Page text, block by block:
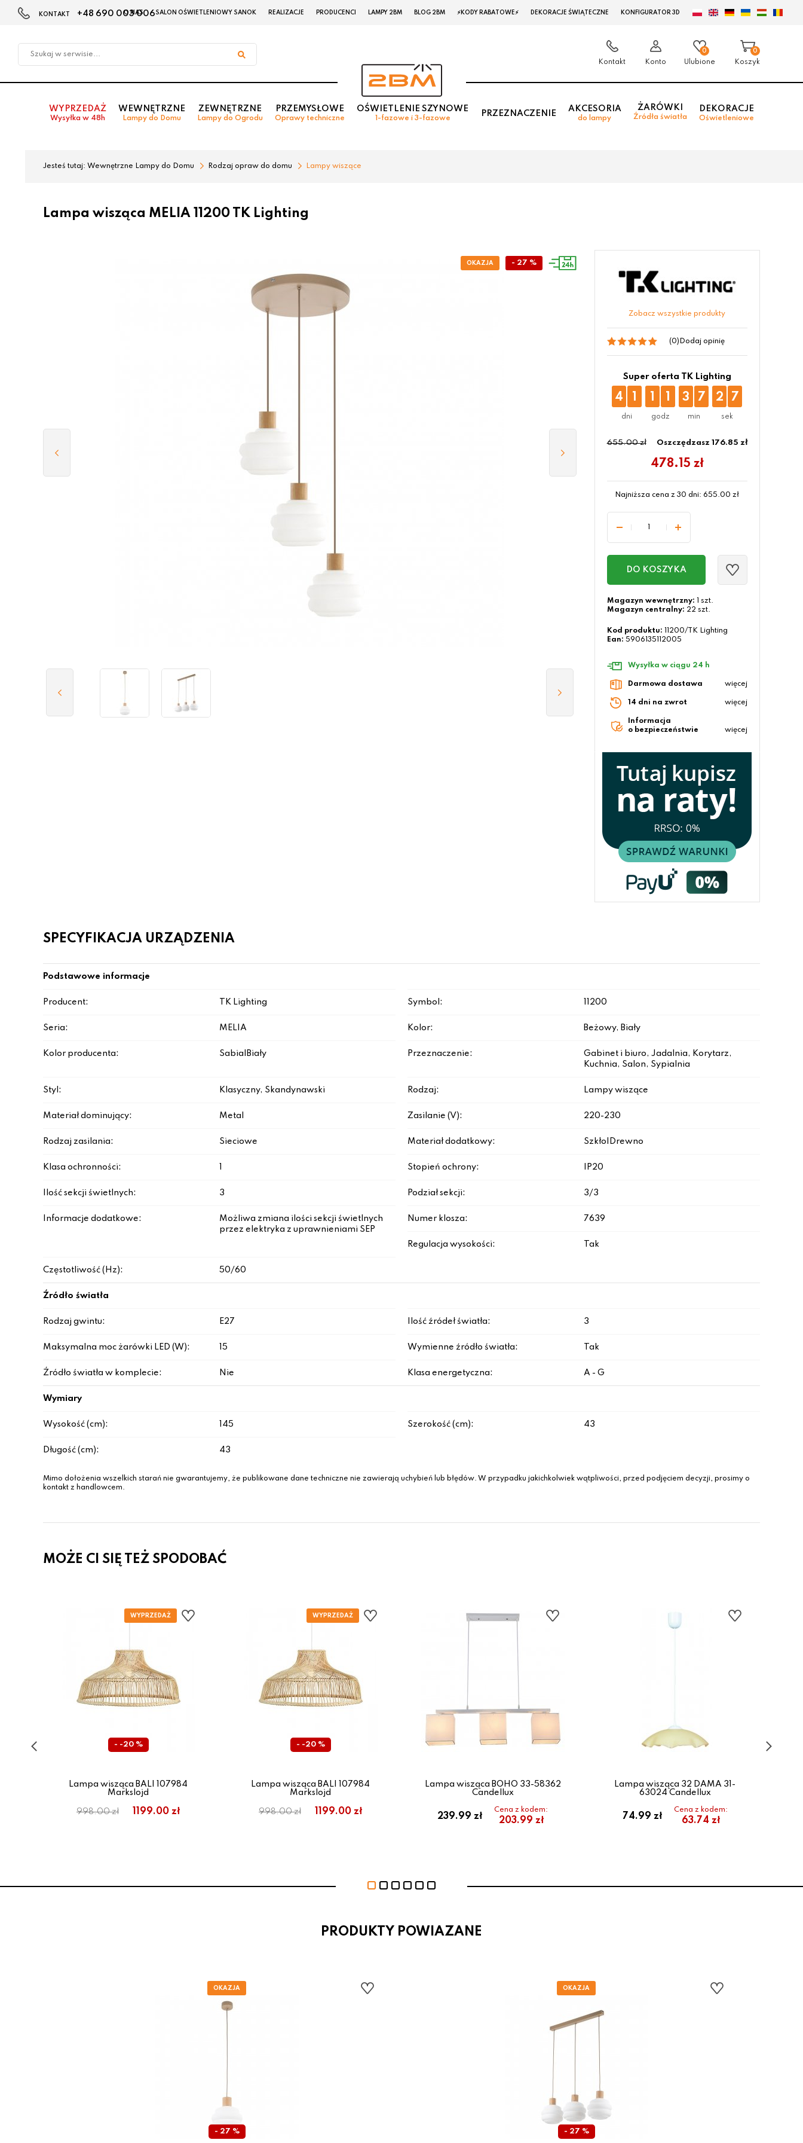
w
KONTAKT +48 690 003 006
O NAS SALON OŚWIETLENIOWY SANOK REALIZACJE PRODUCENCI LAMPY 2BM BLOG 2BM ⚡KODY RABATOWE⚡ DEKORACJE ŚWIĄTECZNE KONFIGURATOR 3D
Kontakt Konto
0
Ulubione
0
Koszyk
WYPRZEDAŻ
Wysyłka w 48h
WEWNĘTRZNE
Lampy do Domu
ZEWNĘTRZNE
Lampy do Ogrodu
PRZEMYSŁOWE
Oprawy techniczne
OŚWIETLENIE SZYNOWE
1-fazowe i 3-fazowe
PRZEZNACZENIE
AKCESORIA
do lampy
ŻARÓWKI
Źródła światła
DEKORACJE
Oświetleniowe
Jesteś tutaj: Wewnętrzne Lampy do Domu Rodzaj opraw do domu Lampy wiszące
Lampa wisząca MELIA 11200 TK Lighting
- 27 %
Zobacz wszystkie produkty
(0) Dodaj opinię
Super oferta TK Lighting
4 1 1 1 3 7 2 7
655.00 zł Oszczędzasz 176.85 zł
478.15 zł
Najniższa cena z 30 dni: 655.00 zł
DO KOSZYKA
Magazyn wewnętrzny: 1 szt.
Magazyn centralny: 22 szt.
Kod produktu:
11200/TK Lighting
Ean: 5906135112005
Wysyłka w ciągu 24 h
Darmowa dostawa więcej
14 dni na zwrot więcej
Informacja
o bezpieczeństwie
więcej
SPECYFIKACJA URZĄDZENIA
Podstawowe informacje
Producent: TK Lighting Symbol: 11200
Seria: MELIA Kolor: Beżowy, Biały
Kolor producenta: Sabia|Biały Przeznaczenie:
Gabinet i biuro, Jadalnia, Korytarz,
Kuchnia, Salon, Sypialnia
Styl: Klasyczny, Skandynawski Rodzaj: Lampy wiszące
Materiał dominujący: Metal Zasilanie (V): 220-230
Rodzaj zasilania: Sieciowe Materiał dodatkowy: Szkło|Drewno
Klasa ochronności: Stopień ochrony: IP20
Ilość sekcji świetlnych: 3 Podział sekcji: 3/3
Informacje dodatkowe:
Możliwa zmiana ilości sekcji świetlnych
przez elektryka z uprawnieniami SEP
Numer klosza: 7639
Regulacja wysokości: Tak
Częstotliwość (Hz): 50/60
Źródło światła
Rodzaj gwintu: E27 Ilość źródeł światła: 3
Maksymalna moc żarówki LED (W): 15 Wymienne źródło światła: Tak
Źródło światła w komplecie: Nie Klasa energetyczna: A - G
Wymiary
Wysokość (cm): 145 Szerokość (cm): 43
Długość (cm): 43
Mimo dołożenia wszelkich starań nie gwarantujemy, że publikowane dane techniczne nie zawierają uchybień lub błędów. W przypadku jakichkolwiek wątpliwości, przed podjęciem decyzji, prosimy o
kontakt z handlowcem.
MOŻE CI SIĘ TEŻ SPODOBAĆ
- -20 %
Lampa wisząca BALI 107984
Markslojd
998.00 zł 1199.00 zł
- -20 %
Lampa wisząca BALI 107984
Markslojd
998.00 zł 1199.00 zł
Lampa wisząca BOHO 33-58362
Candellux
239.99 zł
Cena z kodem:
203.99 zł
Lampa wisząca 32 DAMA 31-
63024 Candellux
74.99 zł
Cena z kodem:
63.74 zł
PRODUKTY POWIAZANE
- 27 % - 27 %